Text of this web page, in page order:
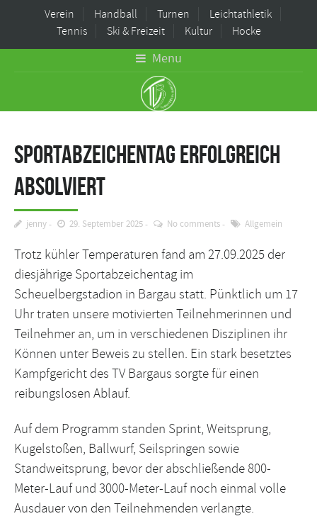
Verein Handball Turnen
Leichtathletik
Tennis
Ski & Freizeit Kultur Hocke
Menu
Sportabzeichentag erfolgreich
absolviert
jenny 29. September 2025 No comments Allgemein
Trotz kühler Temperaturen fand am 27.09.2025 der
diesjährige Sportabzeichentag im
Scheuelbergstadion in Bargau statt. Pünktlich um 17
Uhr traten unsere motivierten Teilnehmerinnen und
Teilnehmer an, um in verschiedenen Disziplinen ihr
Können unter Beweis zu stellen. Ein stark besetztes
Kampfgericht des TV Bargaus sorgte für einen
reibungslosen Ablauf.
Auf dem Programm standen Sprint, Weitsprung,
Kugelstoßen, Ballwurf, Seilspringen sowie
Standweitsprung, bevor der abschließende 800-
Meter-Lauf und 3000-Meter-Lauf noch einmal volle
Ausdauer von den Teilnehmenden verlangte.